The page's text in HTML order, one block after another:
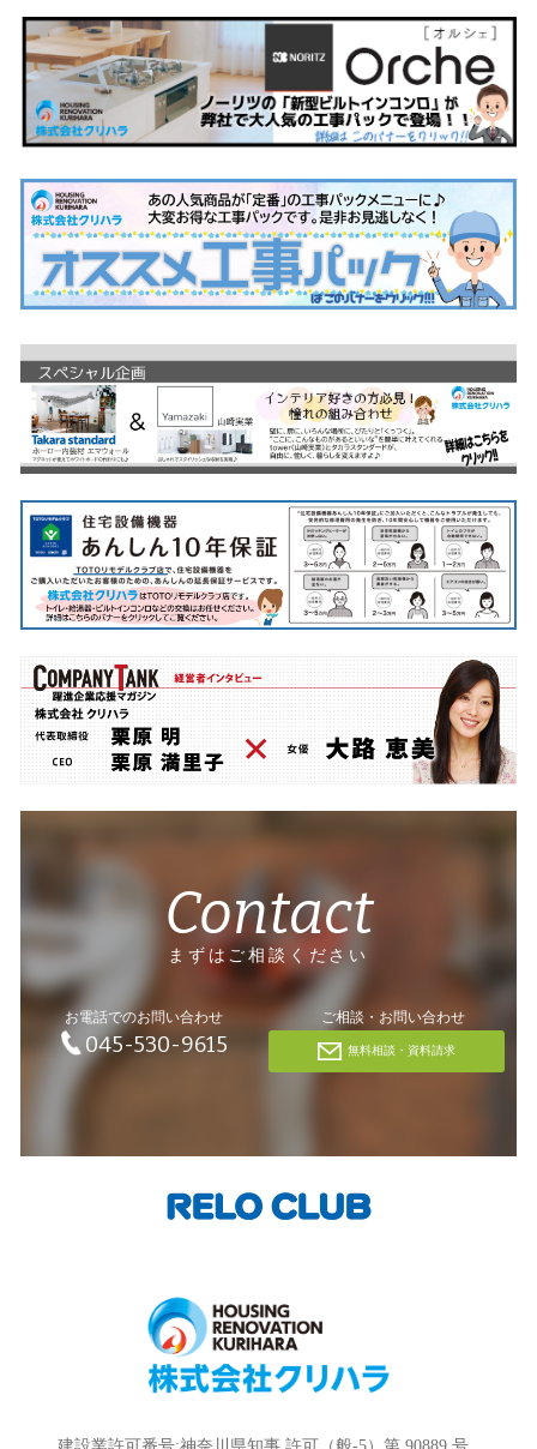
Contact
まずはご相談ください
お電話でのお問い合わせ
045-530-9615
ご相談・お問い合わせ
無料相談・資料請求